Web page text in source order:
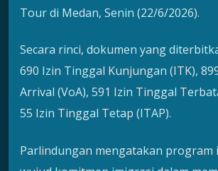
Tour di Medan, Senin (22/6/2026).
Secara rinci, dokumen yang
690 Izin Tinggal Kunjungan (ITK),
Arrival (VoA), 591 Izin Tinggal
55 Izin Tinggal Tetap (ITAP).
Parlindungan mengatakan program